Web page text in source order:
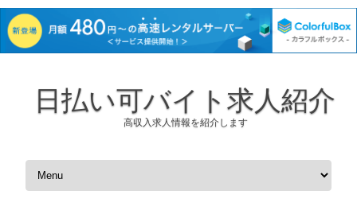
日払い可バイト求人紹介
高収入求人情報を紹介します
コンテンツへスキップ